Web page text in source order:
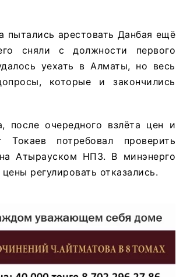
пытались арестовать Данбая ещё
сняли с должности первого
уехать в Алматы, но весь
которые и закончились
очередного взлёта цен и
потребовал проверить
Атырауском НПЗ. В минэнерго
регулировать отказались.